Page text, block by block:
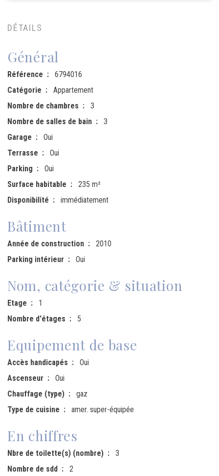
DÉTAILS
Général
Référence
6794016
Catégorie
Appartement
Nombre de chambres
3
Nombre de salles de bain
3
Garage
Oui
Terrasse
Oui
Parking
Oui
Surface habitable
235 m²
Disponibilité
immédiatement
Bâtiment
Année de construction
2010
Parking intérieur
Oui
Nom, catégorie & situation
Etage
1
Nombre d'étages
5
Equipement de base
Accès handicapés
Oui
Ascenseur
Oui
Chauffage (type)
gaz
Type de cuisine
amer. super-équipée
En chiffres
Nbre de toilette(s) (nombre)
3
Nombre de sdd
2